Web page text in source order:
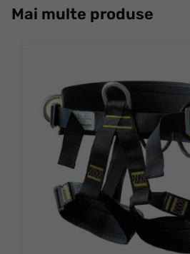
Mai multe produse